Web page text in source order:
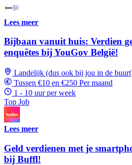
Lees meer
Bijbaan vanuit huis: Verdien
enquêtes bij YouGov België!
Landelijk (dus ook bij jou in de
Tussen €10 en €250 Per maand
1 - 10 uur per week
Top Job
Lees meer
Geld verdienen met je
bij Buffl!